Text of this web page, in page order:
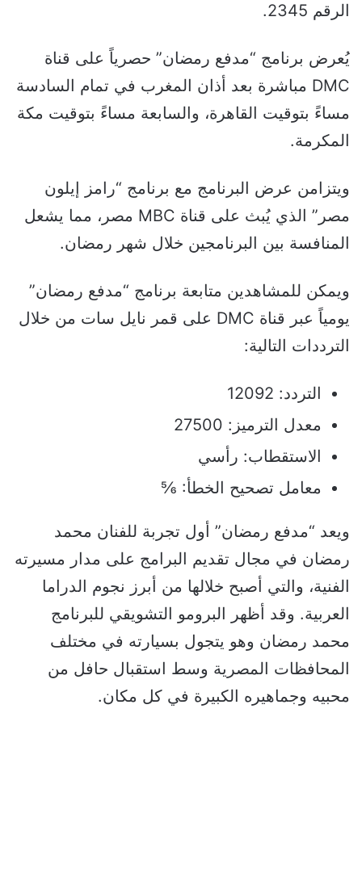
الرقم 2345.
يُعرض برنامج “مدفع رمضان” حصرياً على قناة
DMC مباشرة بعد أذان المغرب في تمام السادسة
مساءً بتوقيت القاهرة، والسابعة مساءً بتوقيت مكة
المكرمة.
ويتزامن عرض البرنامج مع برنامج “رامز إيلون
مصر” الذي يُبث على قناة MBC مصر، مما يشعل
المنافسة بين البرنامجين خلال شهر رمضان.
ويمكن للمشاهدين متابعة برنامج “مدفع رمضان”
يومياً عبر قناة DMC على قمر نايل سات من خلال
الترددات التالية:
التردد: 12092
معدل الترميز: 27500
الاستقطاب: رأسي
معامل تصحيح الخطأ: ⅚
ويعد “مدفع رمضان” أول تجربة للفنان محمد
رمضان في مجال تقديم البرامج على مدار مسيرته
الفنية، والتي أصبح خلالها من أبرز نجوم الدراما
العربية. وقد أظهر البرومو التشويقي للبرنامج
محمد رمضان وهو يتجول بسيارته في مختلف
المحافظات المصرية وسط استقبال حافل من
محبيه وجماهيره الكبيرة في كل مكان.